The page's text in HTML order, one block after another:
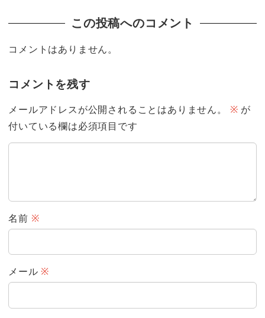
この投稿へのコメント
コメントはありません。
コメントを残す
メールアドレスが公開されることはありません。 ※ が
付いている欄は必須項目です
名前 ※
メール ※